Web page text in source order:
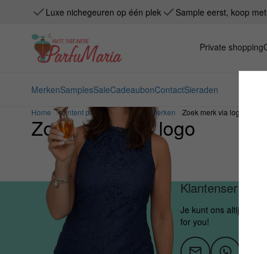
Luxe nichegeuren op één plek Sample eerst, koop
Private shopping
MerkenSamplesSaleCadeaubonContactSieraden
Home Content pagina's Merken Zoek merk via logo
Zoek merk via logo
Klantenservice
Je kunt ons altijd
for you!